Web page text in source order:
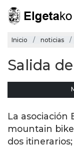
Inicio noticias
Salida
La asociación
mountain
dos